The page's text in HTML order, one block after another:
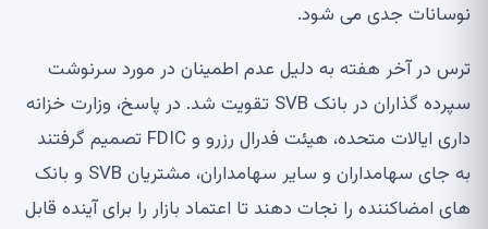
نوسانات جدی می شود.
ترس در آخر هفته به دلیل عدم اطمینان در مورد سرنوشت
سپرده گذاران در بانک SVB تقویت شد. در پاسخ، وزارت خزانه
داری ایالات متحده، هیئت فدرال رزرو و FDIC تصمیم گرفتند
به جای سهامداران و سایر سهامداران، مشتریان SVB و بانک
های امضاکننده را نجات دهند تا اعتماد بازار را برای آینده قابل